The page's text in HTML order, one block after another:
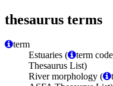
thesaurus terms
term
Estuaries (
term
Thesaurus List)
River morphology (